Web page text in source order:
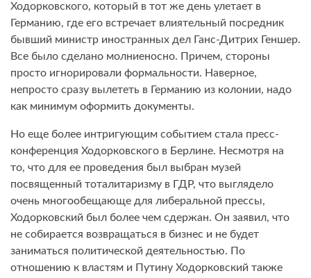
Ходорковского, который в тот же день улетает в
Германию, где его встречает влиятельный посредник
бывший министр иностранных дел Ганс-Дитрих Геншер.
Все было сделано молниеносно. Причем, стороны
просто игнорировали формальности. Наверное,
непросто сразу вылететь в Германию из колонии, надо
как минимум оформить документы.
Но еще более интригующим событием стала пресс-
конференция Ходорковского в Берлине. Несмотря на
то, что для ее проведения был выбран музей
посвященный тоталитаризму в ГДР, что выглядело
очень многообещающе для либеральной прессы,
Ходорковский был более чем сдержан. Он заявил, что
не собирается возвращаться в бизнес и не будет
заниматься политической деятельностью. По
отношению к властям и Путину Ходорковский также